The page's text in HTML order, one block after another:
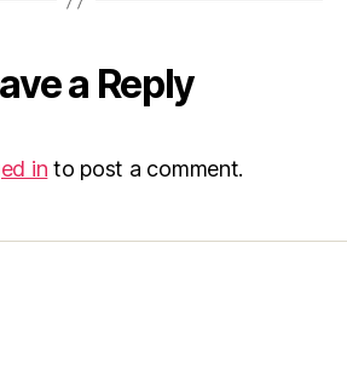
a Reply
in to post a comment.